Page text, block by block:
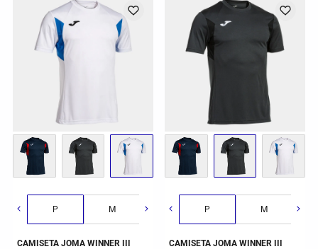
GG 2GG/3G
P M G
CAMISETA JOMA WINNER III
P M
CAMISETA JOMA WINNER III